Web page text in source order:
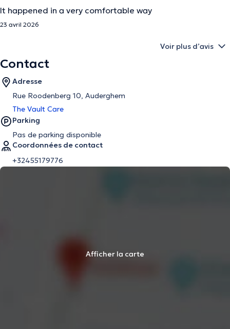
It happened in a very comfortable way
23 avril 2026
Voir plus d’avis
Contact
Adresse
Rue Roodenberg 10, Auderghem
The Vault Care
Parking
Pas de parking disponible
Coordonnées de contact
+32455179776
Afficher la carte